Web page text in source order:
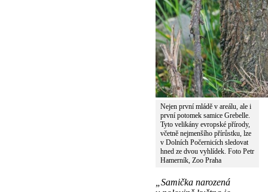
Nejen první mládě v areálu, ale i
první potomek samice Grebelle.
Tyto velikány evropské přírody,
včetně nejmenšího přírůstku, lze
v Dolních Počernicích sledovat
hned ze dvou vyhlídek. Foto Petr
Hamerník, Zoo Praha
„Samička narozená